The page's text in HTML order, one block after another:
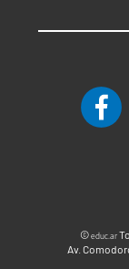
©educ.ar
Av.